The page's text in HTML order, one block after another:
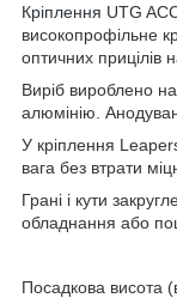
Кріплення UTG
високопрофільне
оптичних прицілів
Виріб вироблено
алюмінію.
У кріплення
вага без втрати
Грані і кути
обладнання або
Посадкова висота